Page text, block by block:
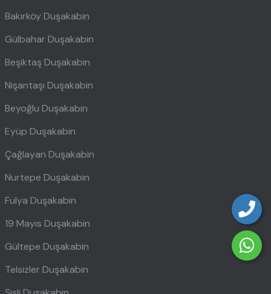
Bakırköy Duşakabin
Gülbahar Duşakabin
Beşiktaş Duşakabin
Nişantaşı Duşakabin
Beyoğlu Duşakabin
Eyüp Duşakabin
Çağlayan Duşakabin
Nurtepe Duşakabin
Fulya Duşakabin
19 Mayıs Duşakabin
Gültepe Duşakabin
Telsizler Duşakabin